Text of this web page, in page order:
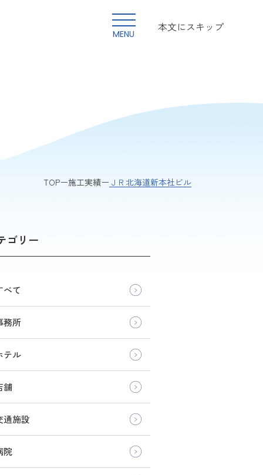
MENU
本文にスキップ
TOP 施工実績 ＪＲ北海道新本社ビル
ゴリー
べて
務所
テル
舗
通施設
院